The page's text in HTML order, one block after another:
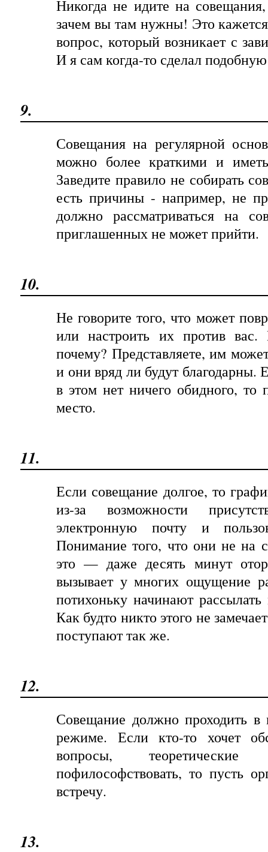
Никогда не идите на
зачем вы там нужны! Это
вопрос, который возникает с
И я сам когда-то сделал
9.
Совещания на регулярной
можно более краткими и
Заведите правило не собирать
есть причины - например, не
должно рассматриваться на
приглашенных не может прийти.
10.
Не говорите того, что может
или настроить их против вас.
почему? Представляете, им
и они вряд ли будут благодарны.
в этом нет ничего обидного, то
место.
11.
Если совещание долгое, то
из-за возможности
электронную почту и
Понимание того, что они не на
это — даже десять минут
вызывает у многих ощущение
потихоньку начинают
Как будто никто этого не
поступают так же.
12.
Совещание должно проходить в
режиме. Если кто-то хочет
вопросы,
пофилософствовать, то пусть
встречу.
13.